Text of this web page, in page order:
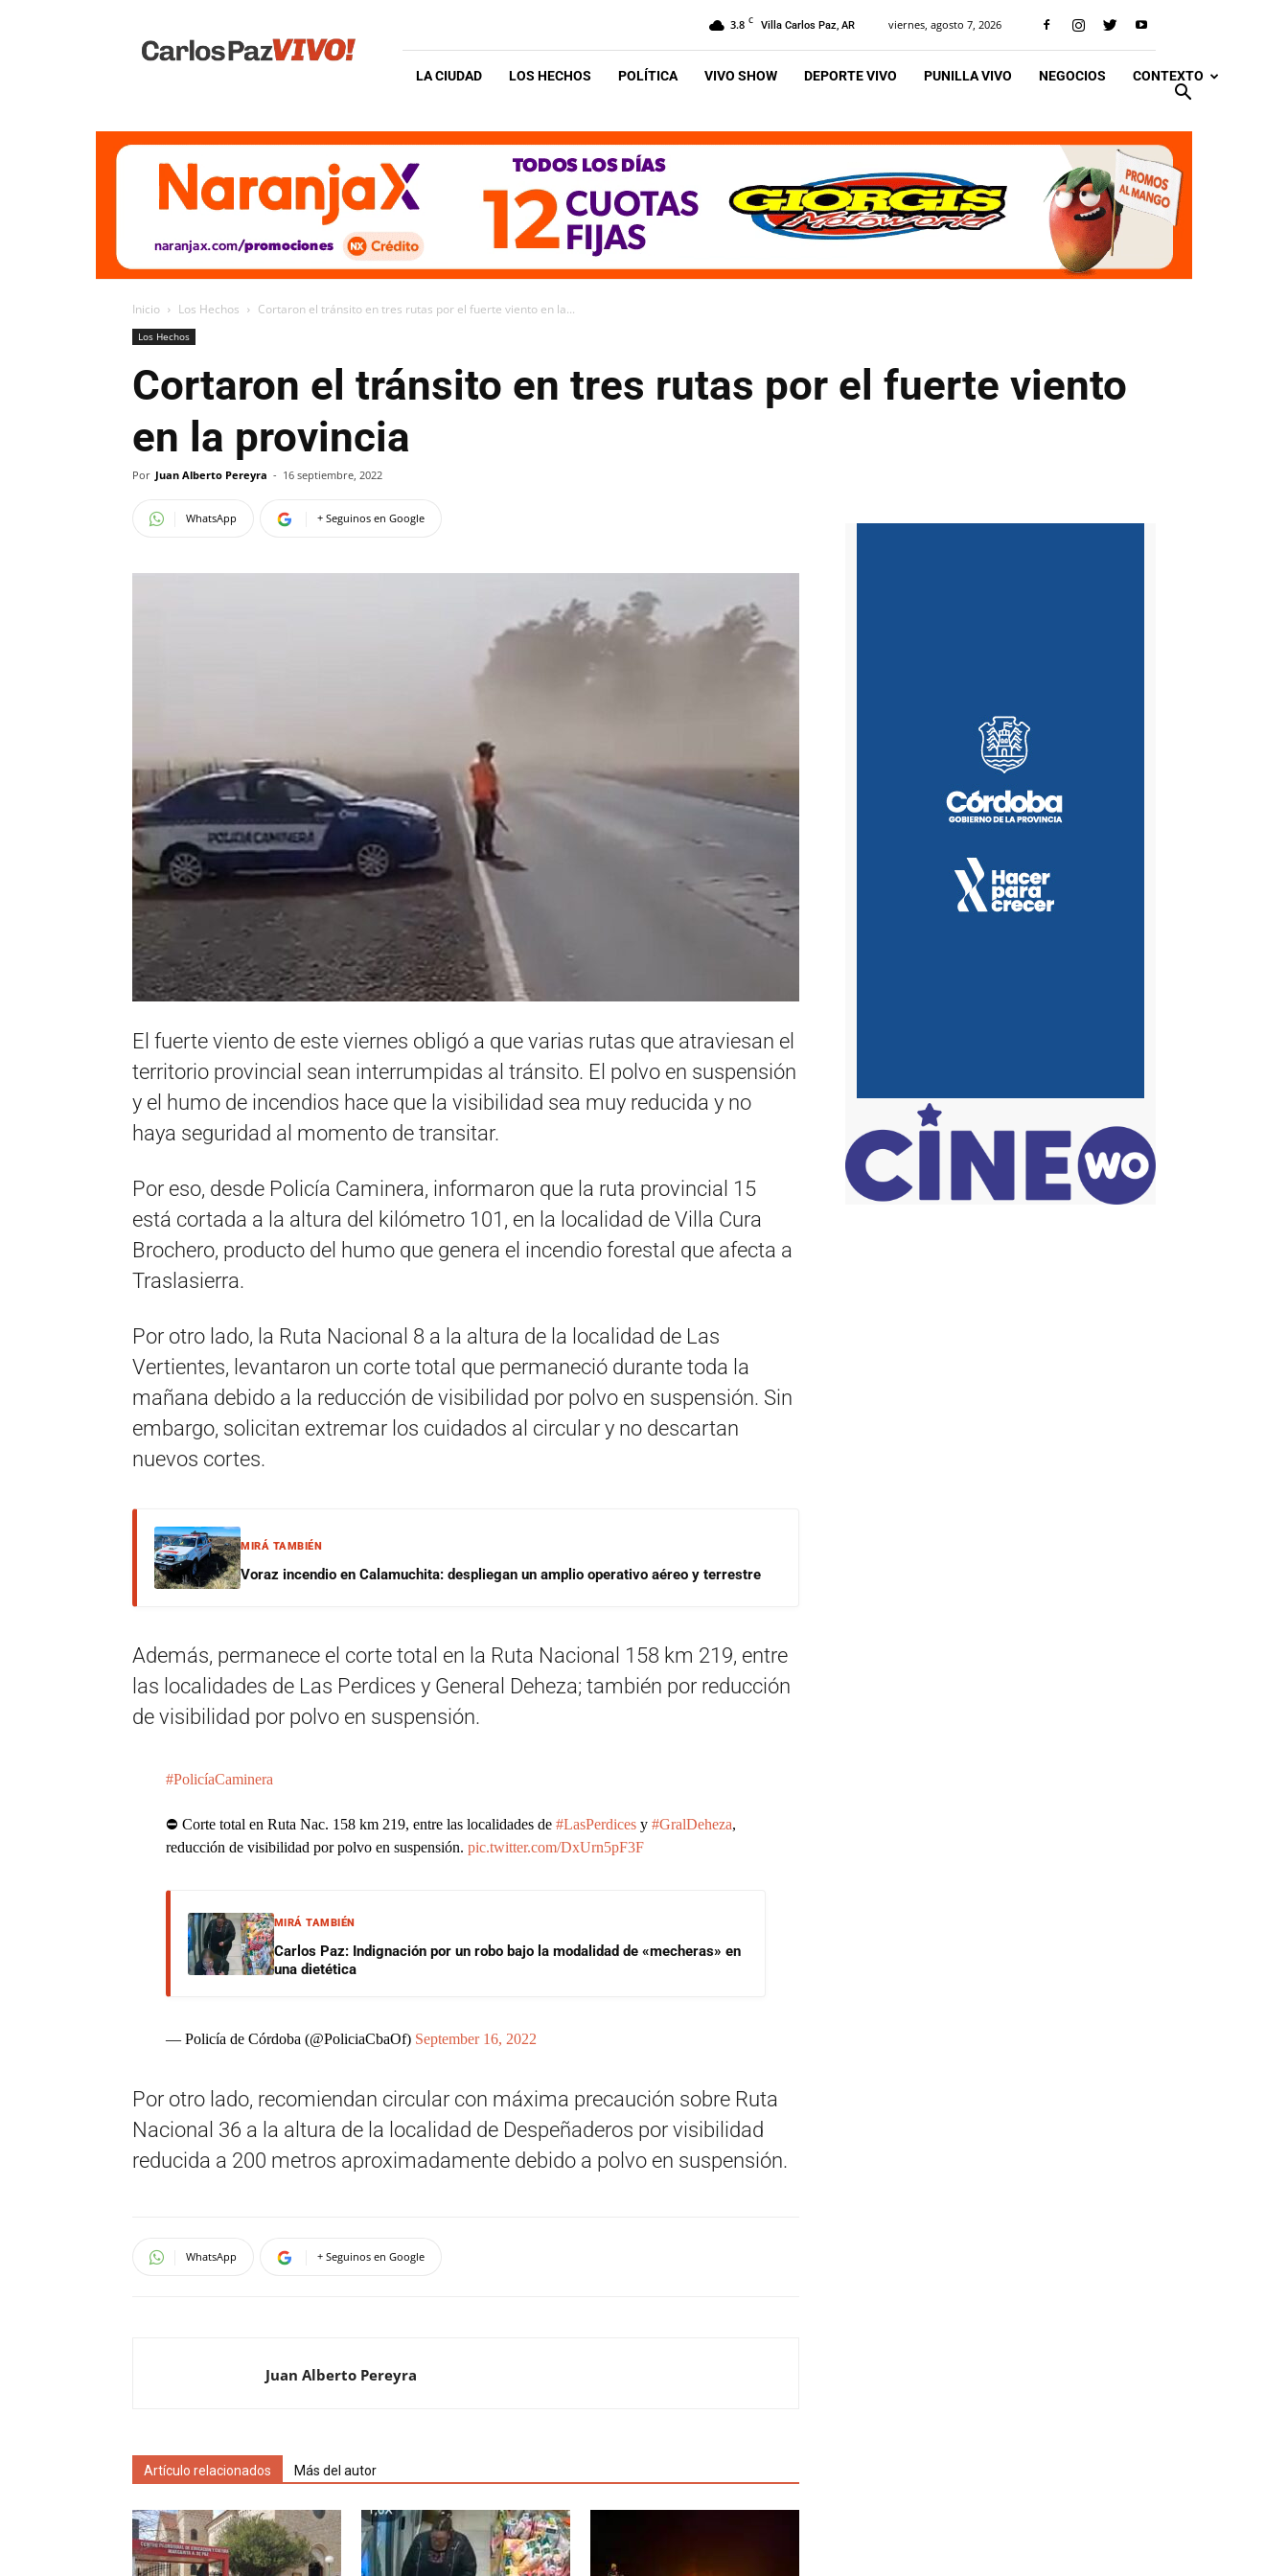
Vivo
3.8 C Villa Carlos Paz, AR viernes, agosto 7, 2026
LA CIUDAD LOS HECHOS POLÍTICA VIVO SHOW DEPORTE VIVO PUNILLA VIVO NEGOCIOS CONTEXTO
Inicio Los Hechos Cortaron el tránsito en tres rutas por el fuerte viento en la...
Los Hechos
Cortaron el tránsito en tres rutas por el fuerte viento
en la provincia
Por Juan Alberto Pereyra - 16 septiembre, 2022
WhatsApp + Seguinos en Google
El fuerte viento de este viernes obligó a que varias rutas que atraviesan el
territorio provincial sean interrumpidas al tránsito. El polvo en suspensión
y el humo de incendios hace que la visibilidad sea muy reducida y no
haya seguridad al momento de transitar.
Por eso, desde Policía Caminera, informaron que la ruta provincial 15
está cortada a la altura del kilómetro 101, en la localidad de Villa Cura
Brochero, producto del humo que genera el incendio forestal que afecta a
Traslasierra.
Por otro lado, la Ruta Nacional 8 a la altura de la localidad de Las
Vertientes, levantaron un corte total que permaneció durante toda la
mañana debido a la reducción de visibilidad por polvo en suspensión. Sin
embargo, solicitan extremar los cuidados al circular y no descartan
nuevos cortes.
MIRÁ TAMBIÉN
Voraz incendio en Calamuchita: despliegan un amplio operativo aéreo y terrestre
Además, permanece el corte total en la Ruta Nacional 158 km 219, entre
las localidades de Las Perdices y General Deheza; también por reducción
de visibilidad por polvo en suspensión.
#PolicíaCaminera
⛔️ Corte total en Ruta Nac. 158 km 219, entre las localidades de #LasPerdicesy #GralDeheza,
reducción de visibilidad por polvo en suspensión. pic.twitter.com/DxUrn5pF3F
MIRÁ TAMBIÉN
Carlos Paz: Indignación por un robo bajo la modalidad de «mecheras» en
una dietética
— Policía de Córdoba (@PoliciaCbaOf) September 16, 2022
Por otro lado, recomiendan circular con máxima precaución sobre Ruta
Nacional 36 a la altura de la localidad de Despeñaderos por visibilidad
reducida a 200 metros aproximadamente debido a polvo en suspensión.
WhatsApp + Seguinos en Google
Juan Alberto Pereyra
Artículo relacionados Más del autor